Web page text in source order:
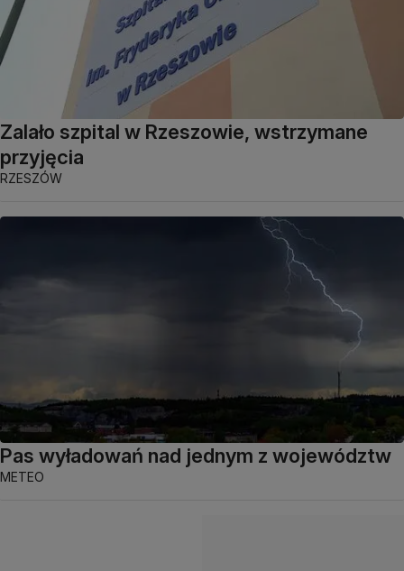
Zalało szpital w Rzeszowie, wstrzymane
przyjęcia
RZESZÓW
Pas wyładowań nad jednym z województw
METEO